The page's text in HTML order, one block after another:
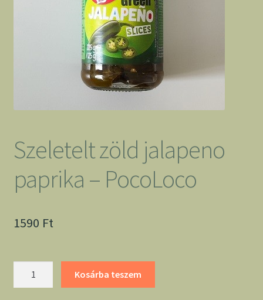
Szeletelt zöld jalapeno
paprika – PocoLoco
1590 Ft
Kosárba teszem